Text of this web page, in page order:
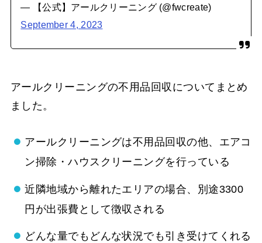
— 【公式】アールクリーニング (@fwcreate)
September 4, 2023
アールクリーニングの不用品回収についてまとめ
ました。
アールクリーニングは不用品回収の他、エアコ
ン掃除・ハウスクリーニングを行っている
近隣地域から離れたエリアの場合、別途3300
円が出張費として徴収される
どんな量でもどんな状況でも引き受けてくれる